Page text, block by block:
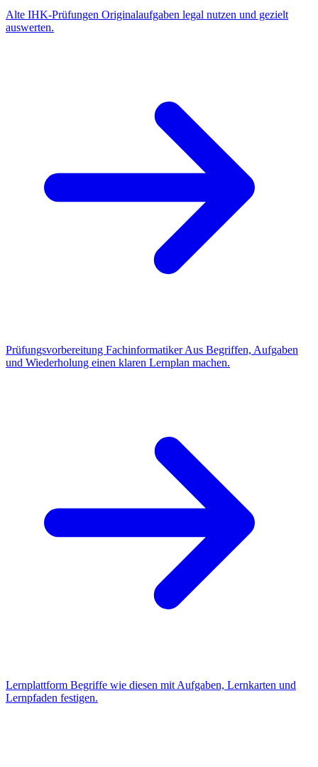
Alte IHK-Prüfungen Originalaufgaben legal nutzen und gezielt
auswerten.
Prüfungsvorbereitung Fachinformatiker Aus Begriffen, Aufgaben
und Wiederholung einen klaren Lernplan machen.
Lernplattform Begriffe wie diesen mit Aufgaben, Lernkarten und
Lernpfaden festigen.